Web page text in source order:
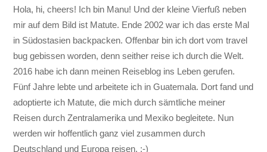
Hola, hi, cheers! Ich bin Manu! Und der kleine Vierfuß neben
mir auf dem Bild ist Matute. Ende 2002 war ich das erste Mal
in Südostasien backpacken. Offenbar bin ich dort vom travel
bug gebissen worden, denn seither reise ich durch die Welt.
2016 habe ich dann meinen Reiseblog ins Leben gerufen.
Fünf Jahre lebte und arbeitete ich in Guatemala. Dort fand und
adoptierte ich Matute, die mich durch sämtliche meiner
Reisen durch Zentralamerika und Mexiko begleitete. Nun
werden wir hoffentlich ganz viel zusammen durch
Deutschland und Europa reisen. ;-)